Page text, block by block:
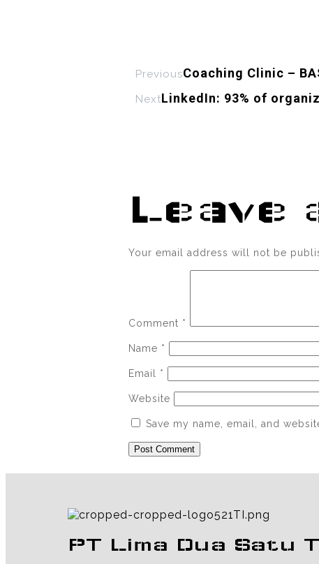
PreviousCoaching Clinic –
NextLinkedIn: 93% of
Leave
Your email address will not be
Comment *
Name *
Email *
Website
Save my name, email, and
PT Lima Dua Satu